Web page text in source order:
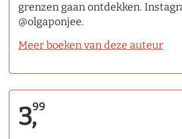
grenzen gaan ontdekken.
@olgaponjee.
Meer boeken van deze auteur
3,99